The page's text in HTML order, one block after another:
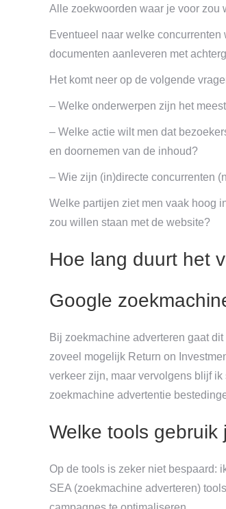
Alle zoekwoorden waar je voor zou
Eventueel naar welke
documenten aanleveren met
Het komt neer op de volgende
– Welke onderwerpen zijn het
– Welke actie wilt men dat
en doornemen van de inhoud?
– Wie zijn (in)directe concurrenten
Welke partijen ziet men vaak hoog
zou willen staan met de website?
Hoe lang duurt het
Google
Bij zoekmachine adverteren gaat
zoveel mogelijk Return on
verkeer zijn, maar vervolgens blijf
zoekmachine advertentie
Welke tools
Op de tools is zeker niet bespaard:
SEA (zoekmachine adverteren)